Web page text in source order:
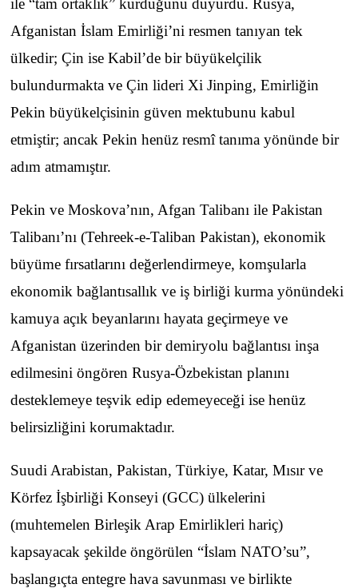
Afganistan İslam Emirliği’ni resmen tanıyan tek
ülkedir; Çin ise Kabil’de bir büyükelçilik
bulundurmakta ve Çin lideri Xi Jinping, Emirliğin
Pekin büyükelçisinin güven mektubunu kabul
etmiştir; ancak Pekin henüz resmî tanıma yönünde bir
adım atmamıştır.
Pekin ve Moskova’nın, Afgan Talibanı ile Pakistan
Talibanı’nı (Tehreek-e-Taliban Pakistan), ekonomik
büyüme fırsatlarını değerlendirmeye, komşularla
ekonomik bağlantısallık ve iş birliği kurma yönündeki
kamuya açık beyanlarını hayata geçirmeye ve
Afganistan üzerinden bir demiryolu bağlantısı inşa
edilmesini öngören Rusya-Özbekistan planını
desteklemeye teşvik edip edemeyeceği ise henüz
belirsizliğini korumaktadır.
Suudi Arabistan, Pakistan, Türkiye, Katar, Mısır ve
Körfez İşbirliği Konseyi (GCC) ülkelerini
(muhtemelen Birleşik Arap Emirlikleri hariç)
kapsayacak şekilde öngörülen “İslam NATO’su”,
başlangıçta entegre hava savunması ve birlikte